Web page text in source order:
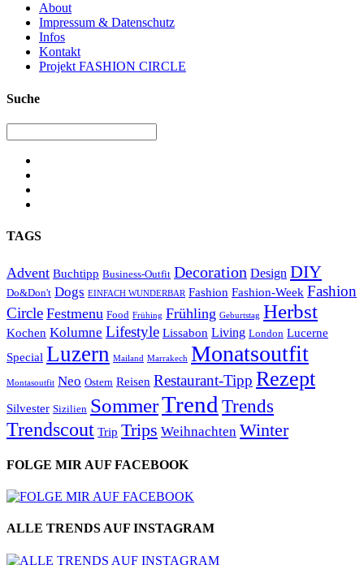
About
Impressum & Datenschutz
Infos
Kontakt
Projekt FASHION CIRCLE
Suche
TAGS
Advent Buchtipp Business-Outfit Decoration Design DIY
Do&Don't Dogs EINFACH WUNDERBAR Fashion Fashion-Week Fashion
Circle Festmenu Food Frühing Frühling Geburtstag Herbst
Kochen Kolumne Lifestyle Lissabon Living London Lucerne
Special Luzern Mailand Marrakech Monatsoutfit
Montasoutfit Neo Ostern Reisen Restaurant-Tipp Rezept
Silvester Sizilien SommerTrend Trends
Trendscout Trip Trips Weihnachten Winter
FOLGE MIR AUF FACEBOOK
ALLE TRENDS AUF INSTAGRAM